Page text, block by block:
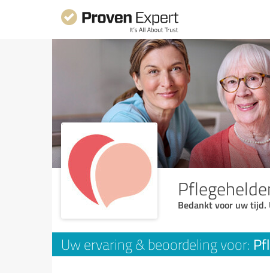
Bedankt voor uw tijd.
Uw ervaring & beoordeling voor: